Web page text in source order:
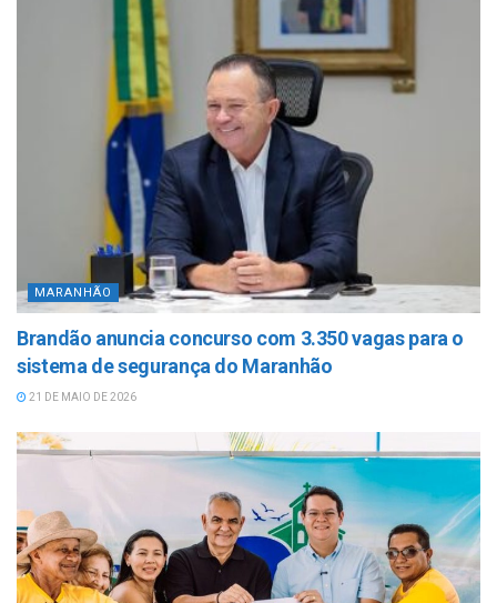
MARANHÃO
Brandão anuncia concurso com 3.350 vagas para o
sistema de segurança do Maranhão
21 DE MAIO DE 2026